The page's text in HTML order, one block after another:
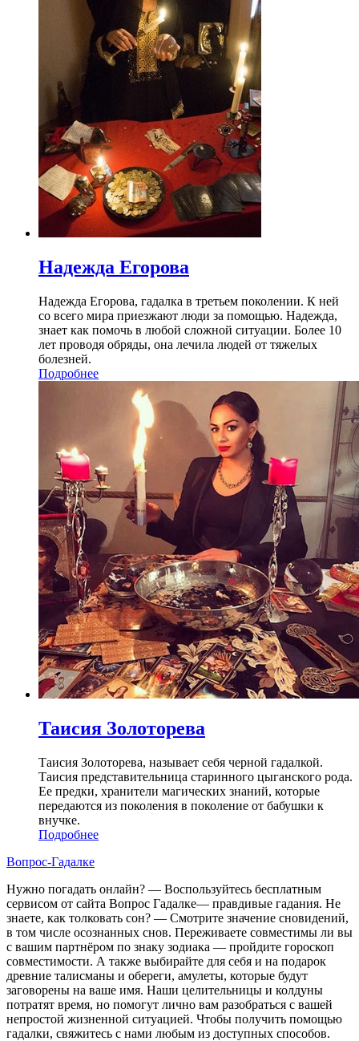
Надежда Егорова
Надежда Егорова, гадалка в третьем поколении. К ней
со всего мира приезжают люди за помощью. Надежда,
знает как помочь в любой сложной ситуации. Более 10
лет проводя обряды, она лечила людей от тяжелых
болезней.
Подробнее
Таисия Золоторева
Таисия Золоторева, называет себя черной гадалкой.
Таисия представительница старинного цыганского рода.
Ее предки, хранители магических знаний, которые
передаются из поколения в поколение от бабушки к
внучке.
Подробнее
Вопрос-Гадалке
Нужно погадать онлайн? — Воспользуйтесь бесплатным
сервисом от сайта Вопрос Гадалке— правдивые гадания. Не
знаете, как толковать сон? — Смотрите значение сновидений,
в том числе осознанных снов. Переживаете совместимы ли вы
с вашим партнёром по знаку зодиака — пройдите гороскоп
совместимости. А также выбирайте для себя и на подарок
древние талисманы и обереги, амулеты, которые будут
заговорены на ваше имя. Наши целительницы и колдуны
потратят время, но помогут лично вам разобраться с вашей
непростой жизненной ситуацией. Чтобы получить помощью
гадалки, свяжитесь с нами любым из доступных способов.